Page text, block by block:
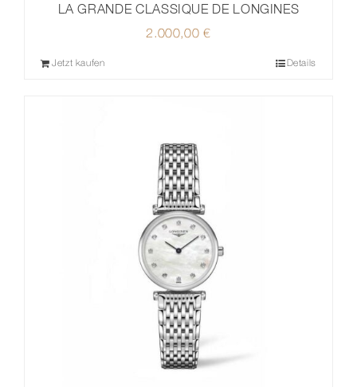
LA GRANDE CLASSIQUE DE LONGINES
2.000,00€
Jetzt kaufen Details